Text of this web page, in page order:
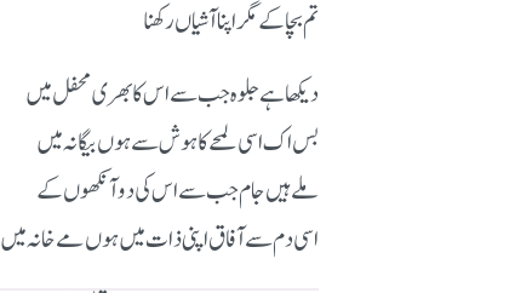
تم بچا کے مگر اپنا آشیاں رکھنا
دیکھا ہے جلوہ جب سے اس کا بھری محفل میں
بس اک اسی لمحے کا ہوش سے ہوں بیگانہ میں
ملے ہیں جام جب سے اس کی دو آنکھوں کے
اسی دم سے آفاق اپنی ذات میں ہوں مے خانہ میں